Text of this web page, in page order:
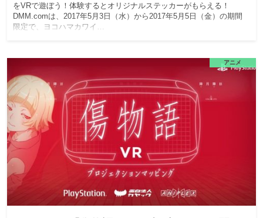
をVRで遊ぼう！体験するとオリジナルステッカーがもらえる！
DMM.comは、2017年5月3日（水）から2017年5月5日（金）の期間
限定で、ヨコハマカワイ…
アニメ